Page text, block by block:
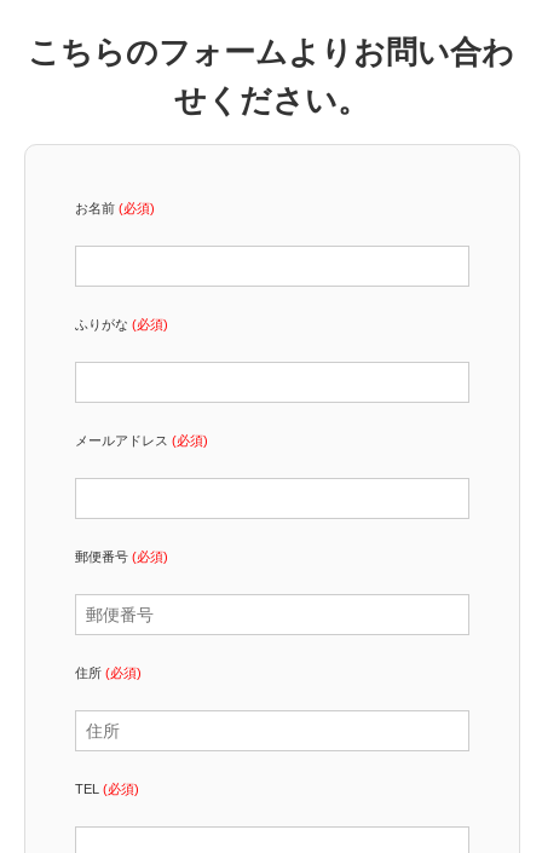
こちらのフォームよりお問い合わ
せください。
お名前 (必須)
ふりがな (必須)
メールアドレス (必須)
郵便番号 (必須)
住所 (必須)
TEL (必須)